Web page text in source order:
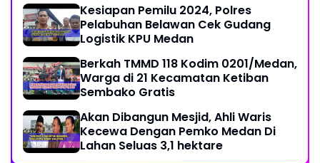
Kesiapan Pemilu 2024, Polres
Pelabuhan Belawan Cek Gudang
Logistik KPU Medan
Berkah TMMD 118 Kodim 0201/Medan,
Warga di 21 Kecamatan Ketiban
Sembako Gratis
Akan Dibangun Mesjid, Ahli Waris
Kecewa Dengan Pemko Medan Di
Lahan Seluas 3,1 hektare